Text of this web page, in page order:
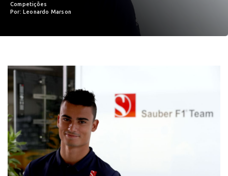
Competições
Por: Leonardo Marson